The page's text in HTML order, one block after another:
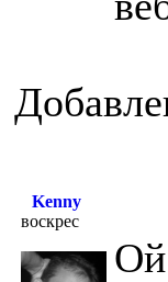
Kenny
воскрес